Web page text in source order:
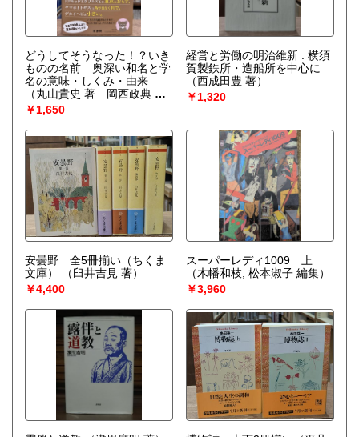
総記、哲学宗教、歴史、社会科学、自然科学、美術工芸、国
語国文、外国文学、古典籍、近代文献、趣味、外国書、サブ
どうしてそうなった！？いき
ものの名前 奥深い和名と学
名の意味・しくみ・由来
（丸山貴史 著 岡西政典 監
修）
￥1,650
経営と労働の明治維新 : 横須
賀製鉄所・造船所を中心に
（西成田豊 著）
￥1,320
安曇野 全5冊揃い（ちくま
文庫）
（臼井吉見 著）
￥4,400
スーパーレディ1009 上
（木幡和枝, 松本淑子 編集）
￥3,960